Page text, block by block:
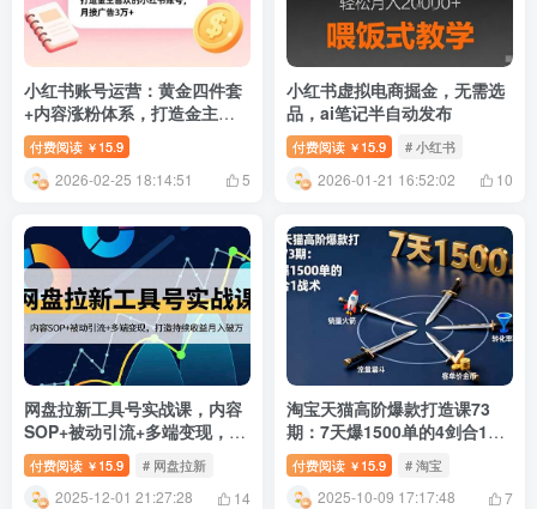
小红书账号运营：黄金四件套
+内容涨粉体系，打造金主喜
欢的小红书账号，月接广告3
万+
付费阅读 ￥ 15.9
2026-02-25 18:14:51 5
小红书虚拟电商掘金，无需选
品，ai笔记半自动发布
付费阅读 ￥ 15.9 # 小红书
2026-01-21 16:52:02 10
网盘拉新工具号实战课，内容
SOP+被动引流+多端变现，打
造持续收益月入破万
付费阅读 ￥ 15.9 # 网盘拉新
2025-12-01 21:27:28 14
淘宝天猫高阶爆款打造课73
期：7天爆1500单的4剑合1战
术付费阅读 ￥ 15.9 # 淘宝
2025-10-09 17:17:48 7